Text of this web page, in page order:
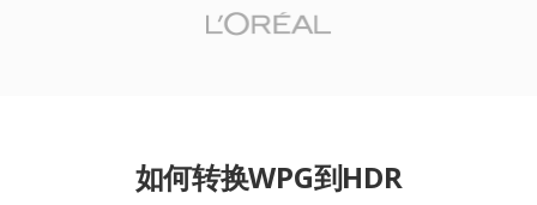
如何转换WPG到HDR